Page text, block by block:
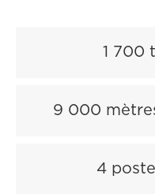
1 700
9 000
4